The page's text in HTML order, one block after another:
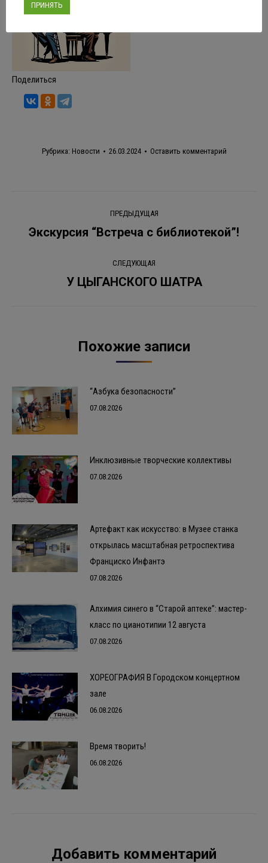
Поделиться
Рубрика: Новости 26.03.2024 Оставить комментарий
Навигация
по
ПРЕДЫДУЩАЯ
Предыдущая
Экскурсия “Встреча с библиотекой”!
СЛЕДУЮЩАЯ
Следующая
У ЦЫГАНСКОГО ШАТРА
Похожие записи
“Азбука безопасности”
07.08.2026
Инклюзивные творческие коллективы
07.08.2026
Артефакт как искусство: в Музее станка
открылась масштабная ретроспектива
Франциско Инфантэ
07.08.2026
Алхимия синего в “Старой аптеке”: мастер-
класс по цианотипии 12 августа
07.08.2026
ХОРЕОГРАФИЯ В Городском концертном
зале
06.08.2026
Время творить!
06.08.2026
Добавить комментарий
ПРИНЯТЬ